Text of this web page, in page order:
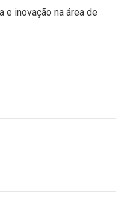
inovação na área de